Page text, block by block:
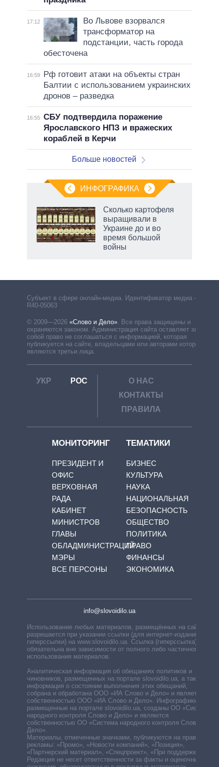
17:12
Во Львове взорвался
трансформатор на
подстанции, часть города
обесточена
16:59
Рф готовит атаки на объекты стран
Балтии с использованием украинских
дронов – разведка
16:55 СБУ подтвердила поражение
Ярославского НПЗ и вражеских
кораблей в Керчи
Больше новостей
ИНФОГРАФИКА
Сколько картофеля
выращивали в
Украине до и во
время большой
войны
Субъект в сфере онлайн-медиа. Идентификатор медиа –
R40-05063
© 2009—2026 «Слово и Дело». Все права защищены и
охраняются законом. Администрация сайта оставляет за
собой право не соглашаться с информацией, которая
публикуется на сайте, владельцами или авторами которой
являются третьи лица.
УКР РОС
О НАС
КОНТАКТЫ
ПРАВИЛА
МОНИТОРИНГ
ПРЕЗИДЕНТ И
ОФИС
ВЕРХОВНАЯ
РАДА
КАБИНЕТ
МИНИСТРОВ
ГЛАВЫ
ОБЛАДМИНИСТРАЦИЙ
МЭРЫ
ВСЕ ПЕРСОНЫ
ТЕМАТИКИ
БИЗНЕС
КУЛЬТУРА
НАУКА
НАЦИОНАЛЬНАЯ
БЕЗОПАСНОСТЬ
ОБЩЕСТВО
ПОЛИТИКА
ПРАВО
ФИНАНСЫ
ЭКОНОМИКА
info@slovoidilo.ua
Использование любых материалов, размещённых на сайте,
разрешается при указании ссылки (для интернет-изданий —
гиперссылки) на www.slovoidilo.ua. Ссылка (гиперссылка)
обязательна вне зависимости от полного либо частичного
использования материалов.
Аналитическая информация об обещаниях политиков и
чиновников, размещенных на портале slovoidilo.ua, а также
информация о состоянии выполнения этих обещаний,
собрана и обработана ООО «ИА Слово и Дело» и является
собственностью ООО «ИА Слово и Дело». Инфографики,
размещенные на портале slovoidilo.ua, созданы ОО «Система
народного контроля Слово и Дело» и являются
собственностью ОО «Система народного контроля Слово и
Дело».
Материалы, отмеченные значками, публикуются на правах
рекламы: «Промо», «Новости компаний», «Позиция»,
«Партнерский материал», «Спецпроект», «При поддержке».
Редакция не несет ответственности за факты и оценочные